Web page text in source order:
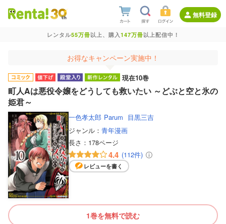
無料登録
レンタル55万冊以上、購入147万冊以上配信中！
お得なキャンペーン実施中！
現在10巻
町人Aは悪役令嬢をどうしても救いたい ～どぶと空と氷の
姫君～
一色孝太郎 Parum 目黒三吉
ジャンル： 青年漫画
長さ： 178ページ
4.4 (112件)
レビューを書く
1巻を無料で読む